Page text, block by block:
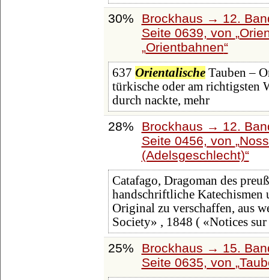
30%
Brockhaus → 12.
Seite 0639, von
Orientbahnen
637 OrientalischeTauben –
türkische oder am richtigsten
durch nackte, mehr
28%
Brockhaus → 12.
Seite 0456, von
(Adelsgeschlecht)
Catafago, Dragoman des
handschriftliche Katechismen
Original zu verschaffen, aus
Society» , 1848 ( «Notices sur
25%
Brockhaus → 15.
Seite 0635, von